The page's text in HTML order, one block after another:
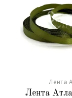
Лента
Лента